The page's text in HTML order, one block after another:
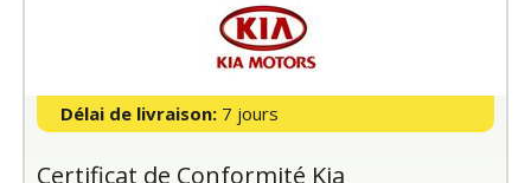
Délai de livraison: 7 jours
Certificat de Conformité Kia